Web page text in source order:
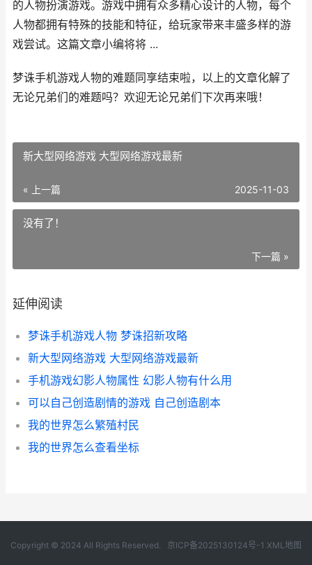
的人物扮演游戏。游戏中拥有众多精心设计的人物，每个
人物都拥有特殊的技能和特征，给玩家带来丰盛多样的游
戏尝试。这篇文章小编将将 ...
梦诛手机游戏人物的难题同享结束啦，以上的文章化解了
无论兄弟们的难题吗？欢迎无论兄弟们下次再来哦！
新大型网络游戏 大型网络游戏最新
« 上一篇 2025-11-03
没有了！
下一篇 »
延伸阅读
梦诛手机游戏人物 梦诛招新攻略
新大型网络游戏 大型网络游戏最新
手机游戏幻影人物属性 幻影人物有什么用
可以自己创造剧情的游戏 自己创造剧本
我的世界怎么繁殖村民
我的世界怎么查看坐标
Copyright © 2024 All Rights Reserved. 京ICP备2025130124号-1 XML地图